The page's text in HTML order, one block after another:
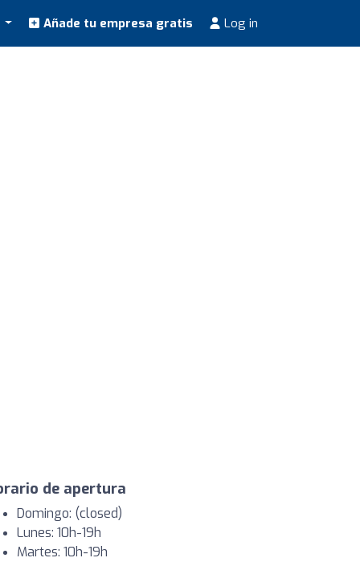
Añade tu empresa gratis Log in
de apertura
Domingo: (closed)
Lunes: 10h-19h
Martes: 10h-19h